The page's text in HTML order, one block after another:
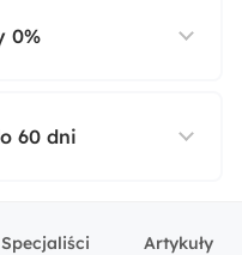
0%
60 dni
Specjaliści Artykuły